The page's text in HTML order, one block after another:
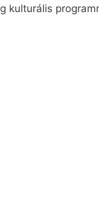
kulturális